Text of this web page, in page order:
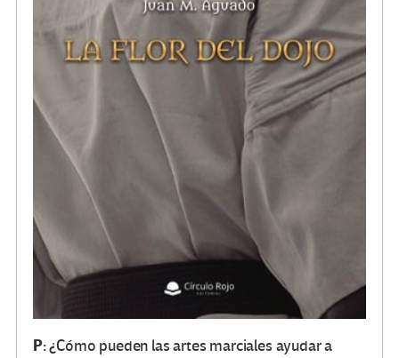
P:¿Cómo pueden las artes marciales ayudar a